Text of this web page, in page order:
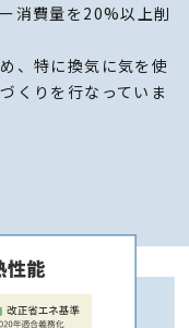
消費量を20%以上削
、特に換気に気を使
くりを行なっていま